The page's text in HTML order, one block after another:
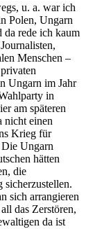
u. a. war ich
Polen, Ungarn
rede ich kaum
Menschen –
Ungarn im Jahr
in
am späteren
nicht einen
Krieg für
Ungarn
hätten
die
sicherzustellen.
sich arrangieren
das Zerstören,
da ist